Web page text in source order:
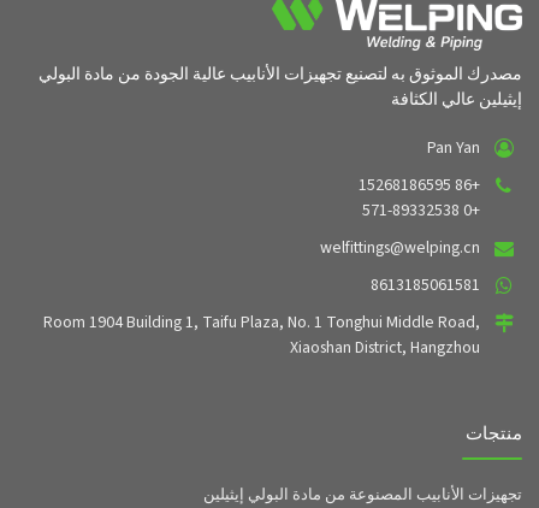
مصدرك الموثوق به لتصنيع تجهيزات الأنابيب عالية الجودة من مادة البولي
إيثيلين عالي الكثافة
Pan Yan
+86 15268186595
+0 571-89332538
welfittings@welping.cn
8613185061581
Room 1904 Building 1, Taifu Plaza, No. 1 Tonghui Middle Road,
Xiaoshan District, Hangzhou
منتجات
تجهيزات الأنابيب المصنوعة من مادة البولي إيثيلين